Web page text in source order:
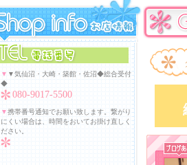
▼▼気仙沼・大崎・築館・佐沼◆総合受付
◆
080-9017-5500
▼携帯番号通知でお願い致します。繋がり
にくい場合は、時間をおいてお掛け直しく
ださい。